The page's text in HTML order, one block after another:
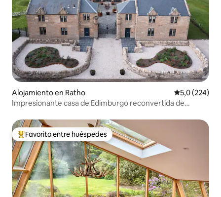
Alojamiento en Ratho Calificación
5,0 (224)
Impresionante casa de Edimburgo reconvertida de
Favorito entre los huéspedes más destacados
Favorito entre huéspedes